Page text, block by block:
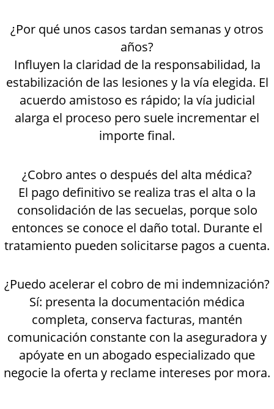
¿Por qué unos casos tardan semanas y otros
años?
Influyen la claridad de la responsabilidad, la
estabilización de las lesiones y la vía elegida. El
acuerdo amistoso es rápido; la vía judicial
alarga el proceso pero suele incrementar el
importe final.
¿Cobro antes o después del alta médica?
El pago definitivo se realiza tras el alta o la
consolidación de las secuelas, porque solo
entonces se conoce el daño total. Durante el
tratamiento pueden solicitarse pagos a cuenta.
¿Puedo acelerar el cobro de mi indemnización?
Sí: presenta la documentación médica
completa, conserva facturas, mantén
comunicación constante con la aseguradora y
apóyate en un abogado especializado que
negocie la oferta y reclame intereses por mora.